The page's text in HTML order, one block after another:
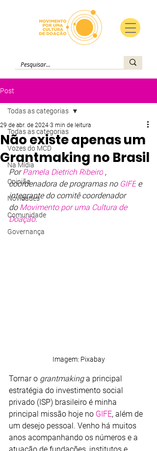
Post
Todas as categorias
Vozes do MCD
Na Mídia
Opinião
Novidades
Comunidade
Governança
Todas as categorias
Não existe apenas um
Grantmaking no Brasil
29 de abr. de 2024 3 min de leitura
Por Pamela Dietrich Ribeiro ,
coordenadora de programas no GIFE e
integrante do comitê coordenador
do Movimento por uma Cultura de
Doação.
Imagem: Pixabay
Tornar o grantmaking a principal
estratégia do investimento social
privado (ISP) brasileiro é minha
principal missão hoje no GIFE, além de
um desejo pessoal. Venho há muitos
anos acompanhando os números e a
atuação de fundações, institutos e